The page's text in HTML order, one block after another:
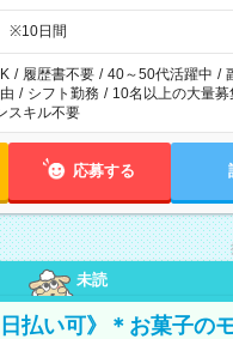
取得します。
しこまめな休憩があります。
※10日間
/ 履歴書不要 / 40～50代活躍中 /
/ シフト勤務 / 10名以上の大量募
スキル不要
応募する
未読
払い可》＊お菓子の